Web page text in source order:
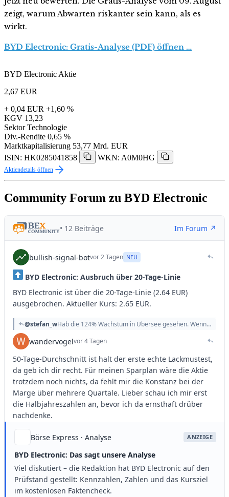
zeigt, warum Abwarten riskanter sein kann, als es
wirkt.
BYD Electronic: Gratis-Analyse (PDF) öffnen …
BYD Electronic Aktie
2,67 EUR
+ 0,04 EUR +1,60 %
KGV 13,23
Sektor Technologie
Div.-Rendite 0,65 %
Marktkapitalisierung 53,77 Mrd. EUR
ISIN: HK0285041858
WKN: A0M0HG
Aktiendetails öffnen
Community Forum zu BYD Electronic